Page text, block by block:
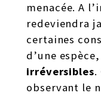
menacée. A
redeviendra
certaines
d’une
irréversibles.
observant le